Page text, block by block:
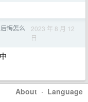
悔怎么
2023 年 8 月 12
日
About · Language